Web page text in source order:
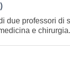
due professori di
e